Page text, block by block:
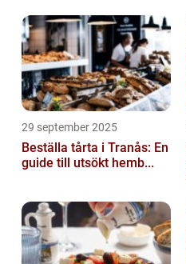
29 september 2025
Beställa tårta i Tranås: En
guide till utsökt hemb...